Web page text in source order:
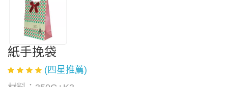
紙手挽袋
(四星推薦)